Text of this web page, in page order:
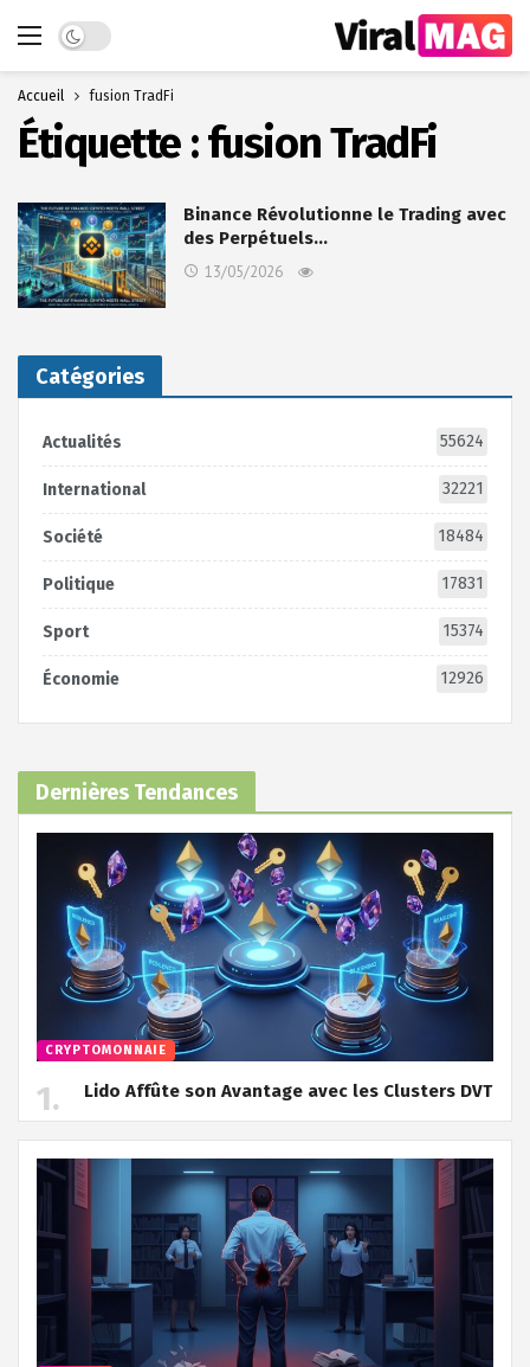
Dark mode
Accueil fusion TradFi
Étiquette :fusion TradFi
Binance Révolutionne le Trading avec
des Perpétuels…
13/05/2026
Catégories
Actualités 55624
International 32221
Société 18484
Politique 17831
Sport 15374
Économie 12926
Dernières Tendances
CRYPTOMONNAIE
Lido Affûte son Avantage avec les Clusters DVT